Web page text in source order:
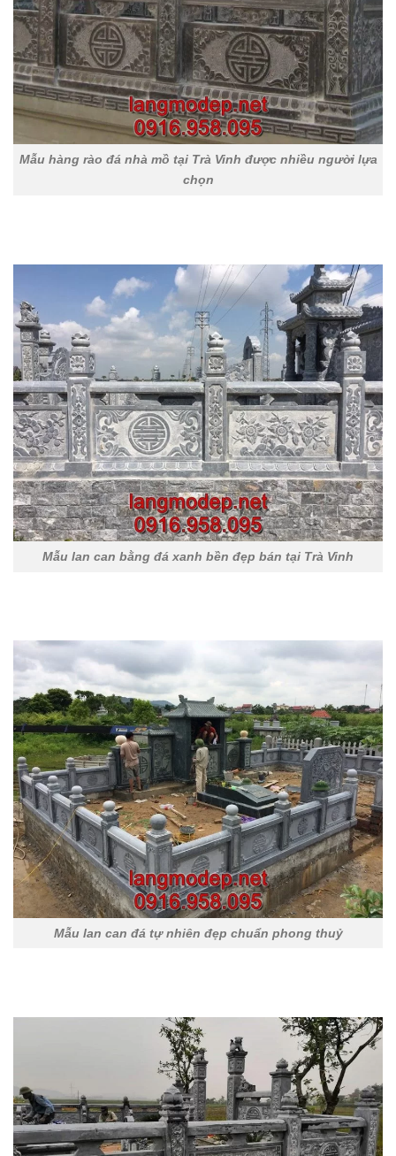
Mẫu hàng rào đá nhà mồ tại Trà Vinh được nhiều người lựa
chọn
Mẫu lan can bằng đá xanh bền đẹp bán tại Trà Vinh
Mẫu lan can đá tự nhiên đẹp chuẩn phong thuỷ